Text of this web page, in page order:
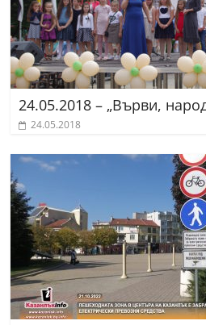
24.05.2018 – „Върви,
24.05.2018